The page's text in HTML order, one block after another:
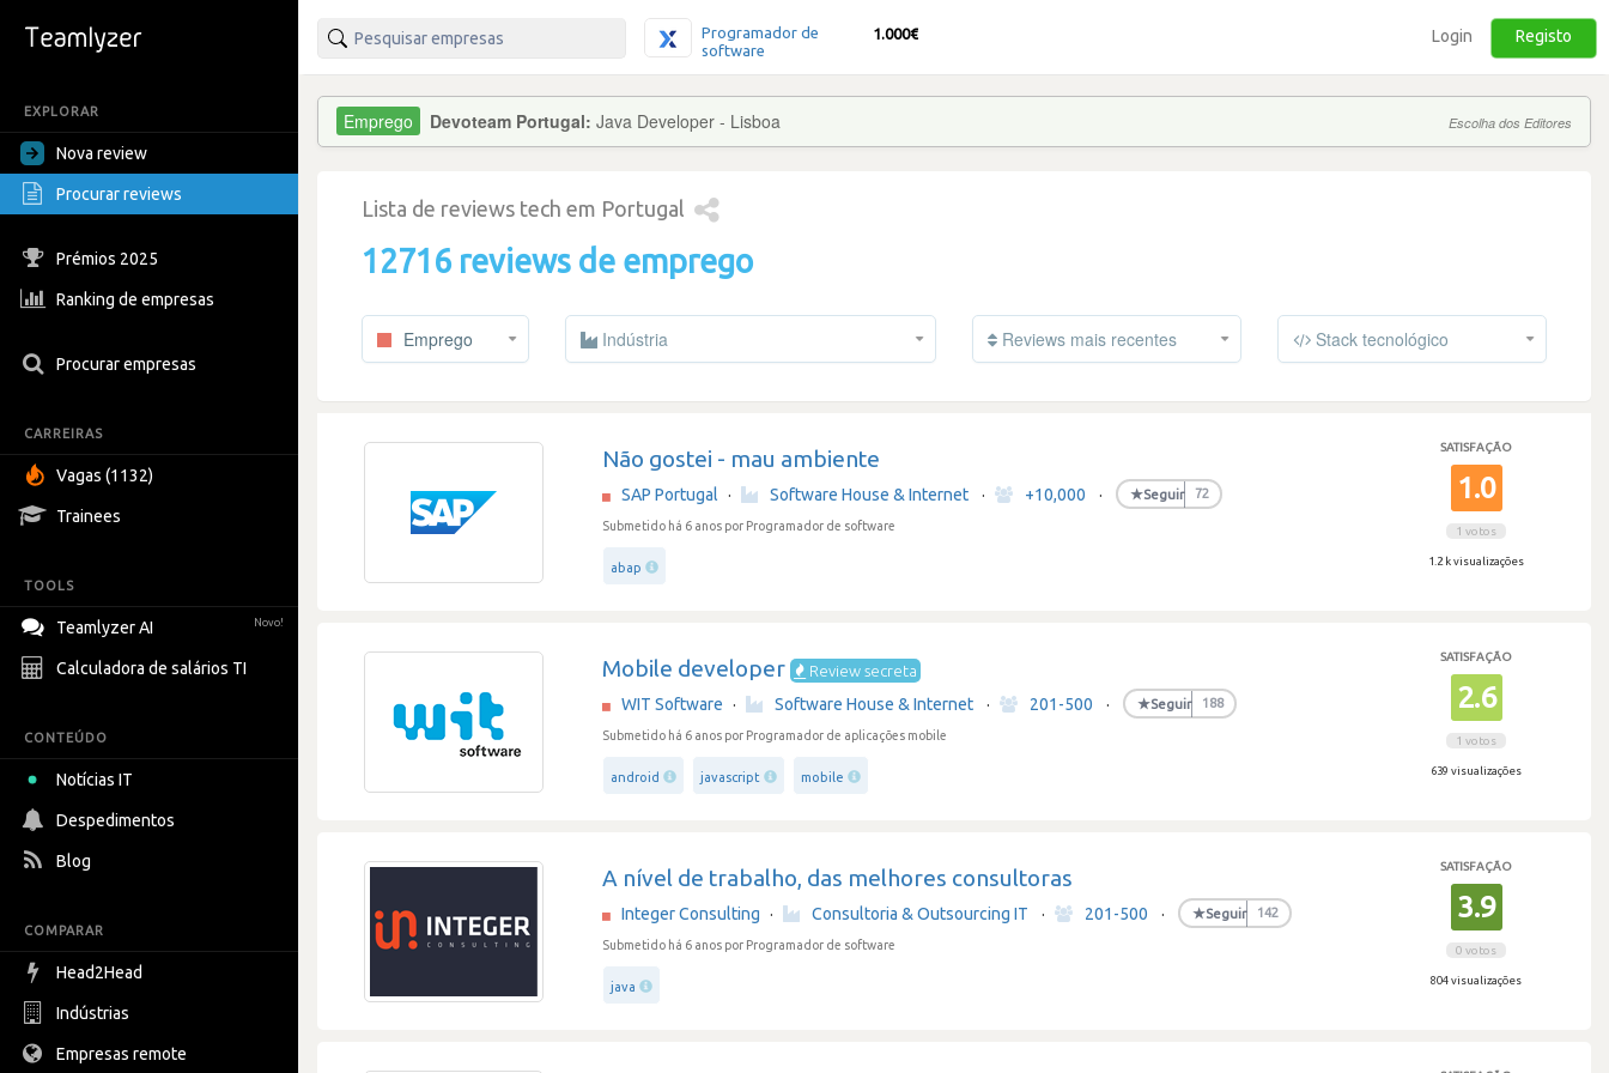
EXPLORAR
Nova review
Procurar reviews
Prémios 2025
Ranking de empresas
Procurar empresas
CARREIRAS
Vagas (1132)
Trainees
TOOLS
Teamlyzer AI Novo!
Calculadora de salários TI
CONTEÚDO
Notícias IT
Despedimentos
Blog
COMPARAR
Head2Head
Indústrias
Empresas remote
Programador de
software
1.000€ Login Registo
Devoteam Portugal: Java Developer - Lisboa Escolha dos Editores
Lista de reviews tech em Portugal
12716 reviews de emprego
Emprego Indústria Reviews mais recentes Stack tecnológico
Não gostei - mau ambiente
SAP Portugal · Software House & Internet · +10,000 · ★Seguir 72
Submetido há 6 anos por Programador de software
abap
SATISFAÇÃO
1.0
1 votos
1.2 k visualizações
Mobile developer Review secreta
WIT Software · Software House & Internet · 201-500 · ★Seguir 188
Submetido há 6 anos por Programador de aplicações mobile
android javascript mobile
SATISFAÇÃO
2.6
1 votos
639 visualizações
A nível de trabalho, das melhores consultoras
Integer Consulting · Consultoria & Outsourcing IT · 201-500 · ★Seguir 142
Submetido há 6 anos por Programador de software
java
SATISFAÇÃO
3.9
0 votos
804 visualizações